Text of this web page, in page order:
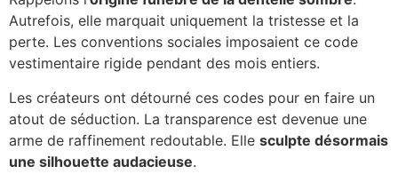
Autrefois, elle marquait uniquement la tristesse et la
perte. Les conventions sociales imposaient ce code
vestimentaire rigide pendant des mois entiers.
Les créateurs ont détourné ces codes pour en faire un
atout de séduction. La transparence est devenue une
arme de raffinement redoutable. Elle sculpte désormais
une silhouette audacieuse.